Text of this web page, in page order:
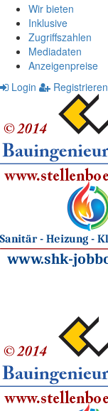
Wir bieten
Inklusive
Zugriffszahlen
Mediadaten
Anzeigenpreise
Login
Registrieren